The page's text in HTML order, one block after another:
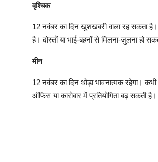
वृश्चिक
12 नवंबर का दिन खुशखबरी वाला रह सकता
है। दोस्तों या भाई-बहनों से मिलना-जुलना हो
मीन
12 नवंबर का दिन थोड़ा भावनात्मक रहेगा।
ऑफिस या कारोबार में प्रतियोगिता बढ़ सकती